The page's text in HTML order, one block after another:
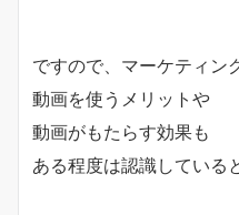
ですので、マーケティン
動画を使うメリットや
動画がもたらす効果も
ある程度は認識している